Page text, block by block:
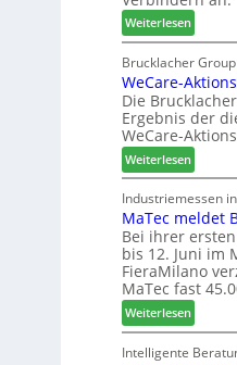
s
c
h
ä
f
t
s
f
ü
h
r
e
r
c
h
n
u
n
g
e
n
f
ü
r
P
l
a
n
t
a
g
Weiterlesen:
L
a
m
e
l
l
o
-
F
r
ä
s
e
r
u
n
d
Brucklacher
WeCare-
Die
Ergebnis der
WeCare-
Weiterlesen:
W
e
C
a
r
e
-
A
k
t
Industriemessen
MaTec meldet
Bei ihrer
bis 12. Juni im
FieraMilano
MaTec fast
Weiterlesen:
M
a
Intelligente